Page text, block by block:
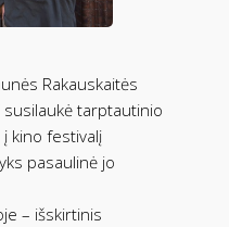
Rakauskaitės
susilaukė tarptautinio
kino festivalį
pasaulinė jo
– išskirtinis